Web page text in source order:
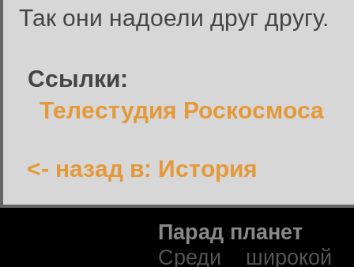
Так они надоели друг другу.
Ссылки:
Телестудия Роскосмоса
<- назад в: История
Парад планет
Среди широкой